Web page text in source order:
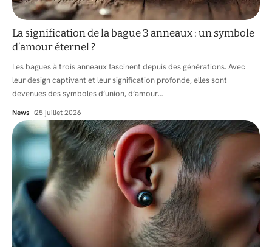
La signification de la bague 3 anneaux : un symbole
d’amour éternel ?
Les bagues à trois anneaux fascinent depuis des générations. Avec
leur design captivant et leur signification profonde, elles sont
devenues des symboles d’union, d’amour…
News 25 juillet 2026